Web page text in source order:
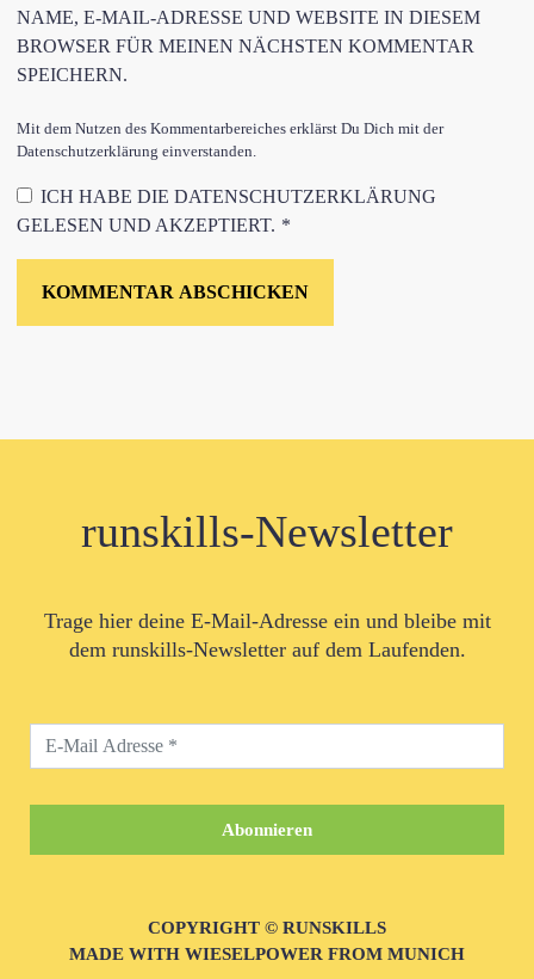
NAME, E-MAIL-ADRESSE UND WEBSITE IN DIESEM
BROWSER FÜR MEINEN NÄCHSTEN KOMMENTAR
SPEICHERN.
Mit dem Nutzen des Kommentarbereiches erklärst Du Dich mit der
Datenschutzerklärung einverstanden.
ICH HABE DIE DATENSCHUTZERKLÄRUNG
GELESEN UND AKZEPTIERT. *
runskills-Newsletter
Trage hier deine E-Mail-Adresse ein und bleibe mit
dem runskills-Newsletter auf dem Laufenden.
COPYRIGHT © RUNSKILLS
MADE WITH WIESELPOWER FROM MUNICH